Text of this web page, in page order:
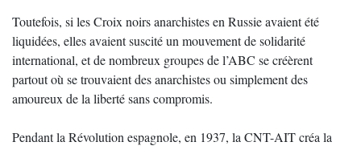
Toutefois, si les Croix noirs anarchistes en Russie avaient été
liquidées, elles avaient suscité un mouvement de solidarité
international, et de nombreux groupes de l’ABC se créèrent
partout où se trouvaient des anarchistes ou simplement des
amoureux de la liberté sans compromis.
Pendant la Révolution espagnole, en 1937, la CNT-AIT créa la